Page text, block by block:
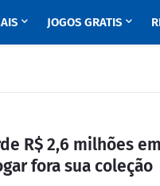
JOGOS GRATIS
R$ 2,6 milhões
fora sua coleção